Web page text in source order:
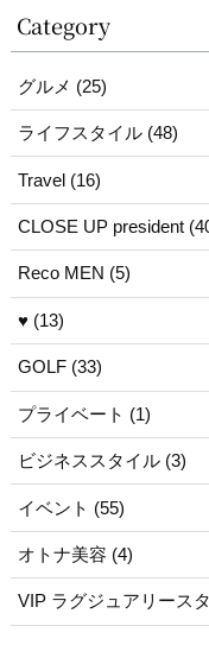
Category
グルメ (25)
ライフスタイル (48)
Travel (16)
CLOSE UP president
Reco MEN (5)
♥ (13)
GOLF (33)
プライベート (1)
ビジネススタイル (3)
イベント (55)
オトナ美容 (4)
VIP ラグジュアリース